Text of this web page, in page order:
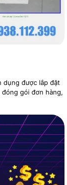
dụng được lắp đặt
gói đơn hàng,